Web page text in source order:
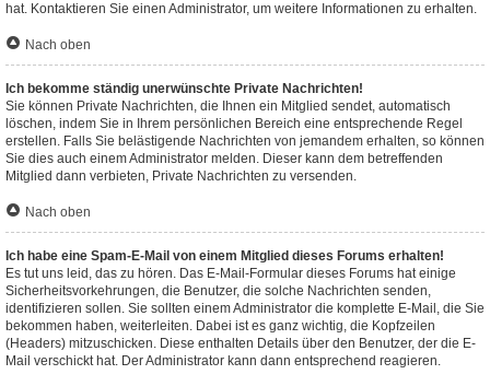
hat. Kontaktieren Sie einen Administrator, um weitere Informationen zu erhalten.
Nach oben
Ich bekomme ständig unerwünschte Private Nachrichten!
Sie können Private Nachrichten, die Ihnen ein Mitglied sendet, automatisch
löschen, indem Sie in Ihrem persönlichen Bereich eine entsprechende Regel
erstellen. Falls Sie belästigende Nachrichten von jemandem erhalten, so können
Sie dies auch einem Administrator melden. Dieser kann dem betreffenden
Mitglied dann verbieten, Private Nachrichten zu versenden.
Nach oben
Ich habe eine Spam-E-Mail von einem Mitglied dieses Forums erhalten!
Es tut uns leid, das zu hören. Das E-Mail-Formular dieses Forums hat einige
Sicherheitsvorkehrungen, die Benutzer, die solche Nachrichten senden,
identifizieren sollen. Sie sollten einem Administrator die komplette E-Mail, die Sie
bekommen haben, weiterleiten. Dabei ist es ganz wichtig, die Kopfzeilen
(Headers) mitzuschicken. Diese enthalten Details über den Benutzer, der die E-
Mail verschickt hat. Der Administrator kann dann entsprechend reagieren.